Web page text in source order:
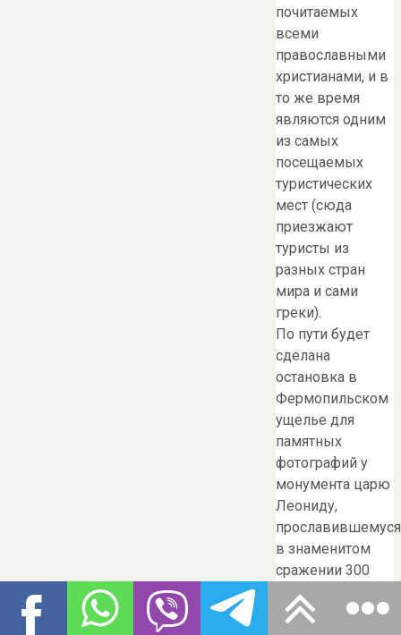
почитаемых
всеми
православными
христианами, и в
то же время
являются одним
из самых
посещаемых
туристических
мест (сюда
приезжают
туристы из
разных стран
мира и сами
греки).
По пути будет
сделана
остановка в
Фермопильском
ущелье для
памятных
фотографий у
монумента царю
Леониду,
прославившемуся
в знаменитом
сражении 300
спартанцев
против